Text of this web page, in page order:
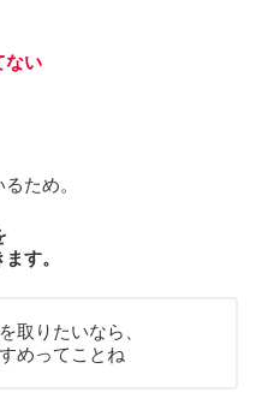
ない
ため。
す。
取りたいなら、
めってことね